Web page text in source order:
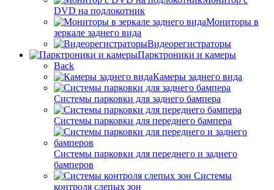
DVD на подлокотник
Мониторы в
зеркале заднего вида
Видеорегистраторы
Парктроники и камеры
Back
Камеры заднего вида
Системы парковки для заднего бампера
Системы парковки для переднего бампера
Системы парковки для переднего и заднего
бамперов
Системы
контроля слепых зон